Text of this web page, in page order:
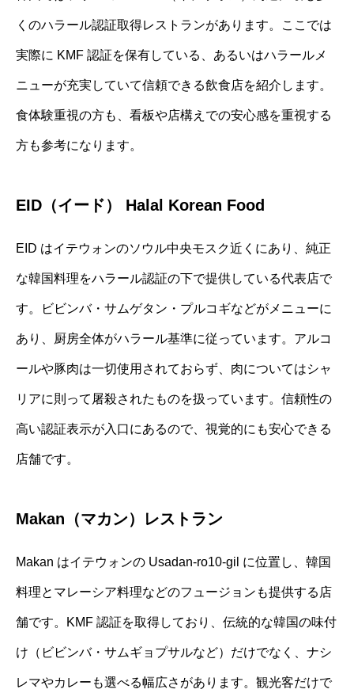
くのハラール認証取得レストランがあります。ここでは
実際に KMF 認証を保有している、あるいはハラールメ
ニューが充実していて信頼できる飲食店を紹介します。
食体験重視の方も、看板や店構えでの安心感を重視する
方も参考になります。
EID（イード） Halal Korean Food
EID はイテウォンのソウル中央モスク近くにあり、純正
な韓国料理をハラール認証の下で提供している代表店で
す。ビビンバ・サムゲタン・プルコギなどがメニューに
あり、厨房全体がハラール基準に従っています。アルコ
ールや豚肉は一切使用されておらず、肉についてはシャ
リアに則って屠殺されたものを扱っています。信頼性の
高い認証表示が入口にあるので、視覚的にも安心できる
店舗です。
Makan（マカン）レストラン
Makan はイテウォンの Usadan-ro10-gil に位置し、韓国
料理とマレーシア料理などのフュージョンも提供する店
舗です。KMF 認証を取得しており、伝統的な韓国の味付
け（ビビンバ・サムギョプサルなど）だけでなく、ナシ
レマやカレーも選べる幅広さがあります。観光客だけで